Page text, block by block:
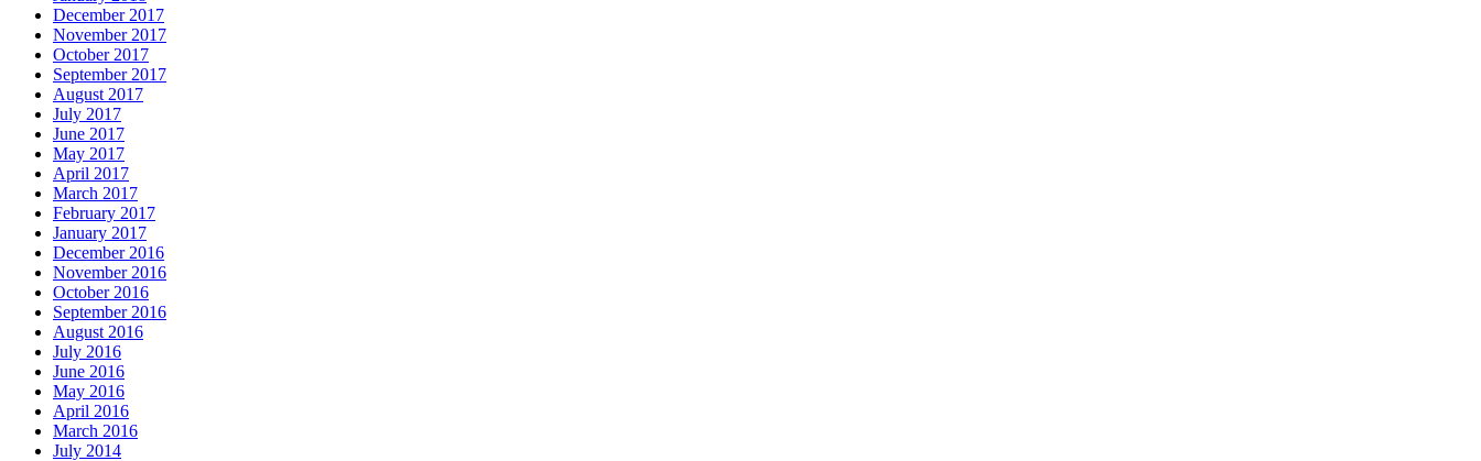
December 2017
November 2017
October 2017
September 2017
August 2017
July 2017
June 2017
May 2017
April 2017
March 2017
February 2017
January 2017
December 2016
November 2016
October 2016
September 2016
August 2016
July 2016
June 2016
May 2016
April 2016
March 2016
July 2014